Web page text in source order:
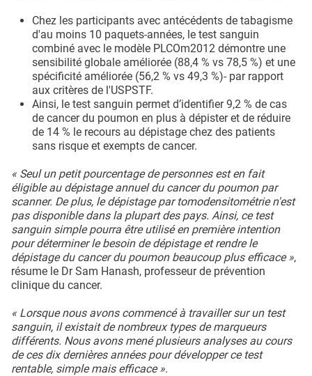
Chez les participants avec antécédents de tabagisme
d'au moins 10 paquets-années, le test sanguin
combiné avec le modèle PLCOm2012 démontre une
sensibilité globale améliorée (88,4 % vs 78,5 %) et une
spécificité améliorée (56,2 % vs 49,3 %)- par rapport
aux critères de l'USPSTF.
Ainsi, le test sanguin permet d’identifier 9,2 % de cas
de cancer du poumon en plus à dépister et de réduire
de 14 % le recours au dépistage chez des patients
sans risque et exempts de cancer.
« Seul un petit pourcentage de personnes est en fait
éligible au dépistage annuel du cancer du poumon par
scanner. De plus, le dépistage par tomodensitométrie n'est
pas disponible dans la plupart des pays. Ainsi, ce test
sanguin simple pourra être utilisé en première intention
pour déterminer le besoin de dépistage et rendre le
dépistage du cancer du poumon beaucoup plus efficace »,
résume le Dr Sam Hanash, professeur de prévention
clinique du cancer.
« Lorsque nous avons commencé à travailler sur un test
sanguin, il existait de nombreux types de marqueurs
différents. Nous avons mené plusieurs analyses au cours
de ces dix dernières années pour développer ce test
rentable, simple mais efficace ».